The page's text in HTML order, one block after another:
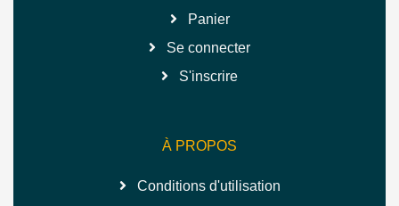
Panier
Se connecter
S'inscrire
À PROPOS
Conditions d'utilisation